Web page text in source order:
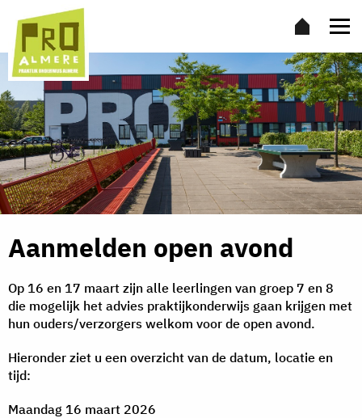
Aanmelden open avond
Op 16 en 17 maart zijn alle leerlingen van groep 7 en 8
die mogelijk het advies praktijkonderwijs gaan krijgen met
hun ouders/verzorgers welkom voor de open avond.
Hieronder ziet u een overzicht van de datum, locatie en
tijd:
Maandag 16 maart 2026